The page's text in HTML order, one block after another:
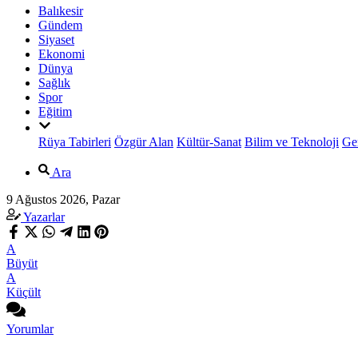
Balıkesir
Gündem
Siyaset
Ekonomi
Dünya
Sağlık
Spor
Eğitim
Rüya Tabirleri Özgür Alan Kültür-Sanat Bilim ve Teknoloji
Ara
9 Ağustos 2026, Pazar
Yazarlar
A
Büyüt
A
Küçült
Yorumlar